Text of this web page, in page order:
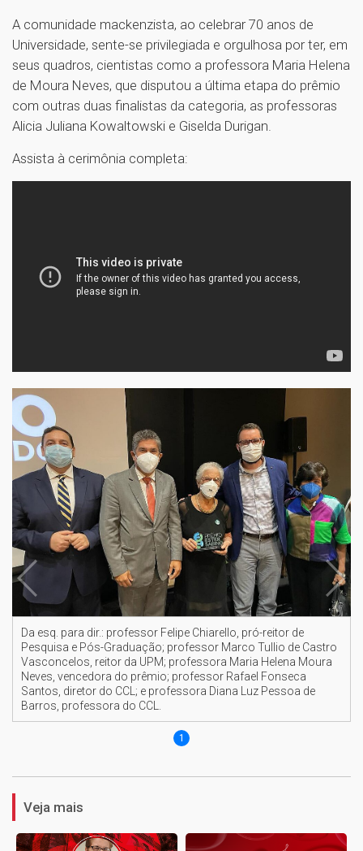
A comunidade mackenzista, ao celebrar 70 anos de
Universidade, sente-se privilegiada e orgulhosa por ter, em
seus quadros, cientistas como a professora Maria Helena
de Moura Neves, que disputou a última etapa do prêmio
com outras duas finalistas da categoria, as professoras
Alicia Juliana Kowaltowski e Giselda Durigan.
Assista à cerimônia completa:
Da esq. para dir.: professor Felipe Chiarello, pró-reitor de
Pesquisa e Pós-Graduação; professor Marco Tullio de Castro
Vasconcelos, reitor da UPM; professora Maria Helena Moura
Neves, vencedora do prêmio; professor Rafael Fonseca
Santos, diretor do CCL; e professora Diana Luz Pessoa de
Barros, professora do CCL.
1
Veja mais